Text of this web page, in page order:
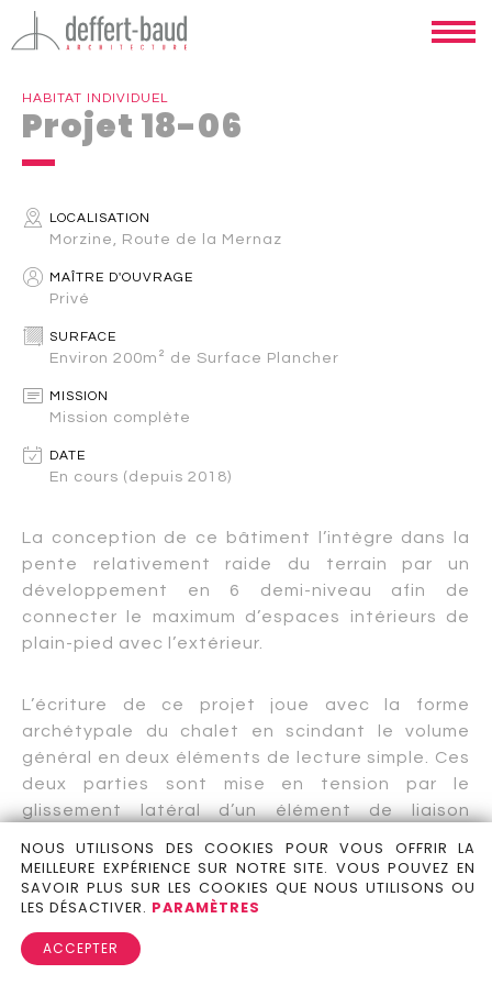
HABITAT INDIVIDUEL
Projet 18-06
La conception de ce bâtiment l’intègre dans la
pente relativement raide du terrain par un
développement en 6 demi-niveau afin de
connecter le maximum d’espaces intérieurs de
plain-pied avec l’extérieur.
L’écriture de ce projet joue avec la forme
archétypale du chalet en scindant le volume
général en deux éléments de lecture simple. Ces
deux parties sont mise en tension par le
glissement latéral d’un élément de liaison
et par l’absence de débord de toit. Ce jeu de
glissement provoque en façade Sud un patio
protégé des vents et offrant un espace de vie
extérieur pour toutes les saisons et en façade
Nord, un développé de la façade permettant
LOCALISATION
Morzine, Route de la Mernaz
MAÎTRE D'OUVRAGE
Privé
SURFACE
Environ 200m² de Surface Plancher
MISSION
Mission complète
DATE
En cours (depuis 2018)
NOUS UTILISONS DES COOKIES POUR VOUS OFFRIR LA
MEILLEURE EXPÉRIENCE SUR NOTRE SITE. VOUS POUVEZ EN
SAVOIR PLUS SUR LES COOKIES QUE NOUS UTILISONS OU
LES DÉSACTIVER. PARAMÈTRES
ACCEPTER